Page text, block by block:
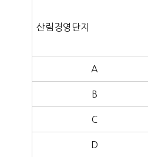
산림경영단지
A
B
C
D